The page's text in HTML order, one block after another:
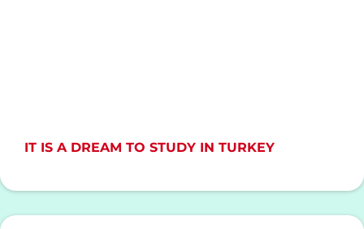
IT IS A DREAM TO STUDY IN TURKEY